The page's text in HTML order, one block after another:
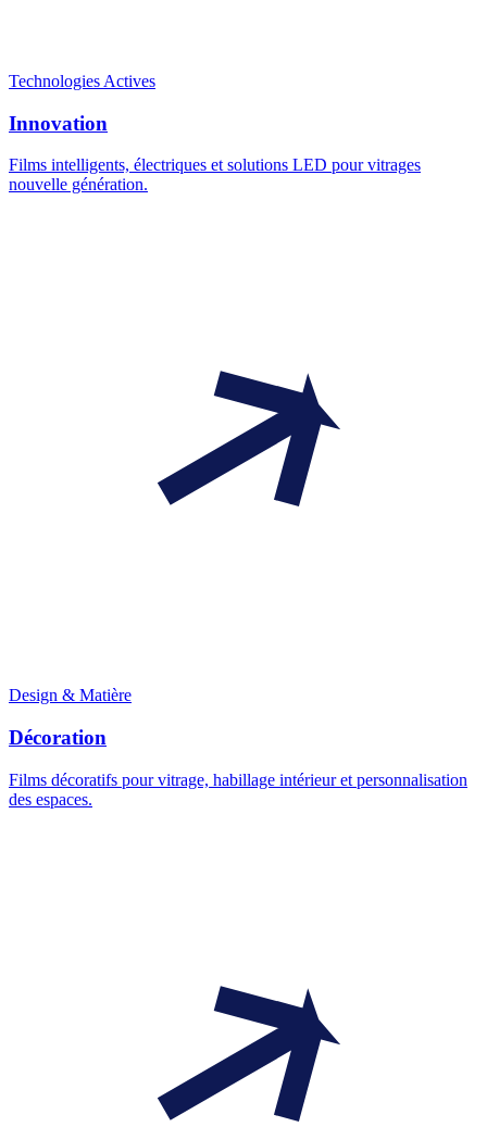
Technologies Actives
Innovation
Films intelligents, électriques et solutions LED pour vitrages
nouvelle génération.
Design & Matière
Décoration
Films décoratifs pour vitrage, habillage intérieur et personnalisation
des espaces.